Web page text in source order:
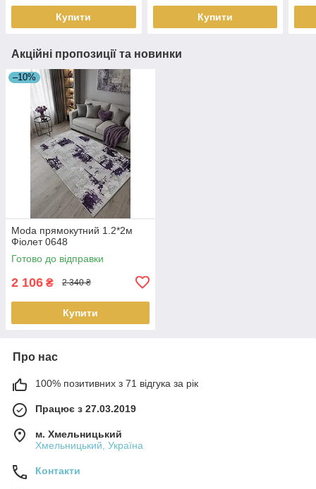
Купити Купити
Акційні пропозиції та новинки
–10%
Moda прямокутний 1.2*2м
Фіолет 0648
Готово до відправки
2 106 ₴ 2 340 ₴
Купити
Про нас
100% позитивних з 71 відгука за рік
Працює з 27.03.2019
м. Хмельницький
Хмельницький, Україна
Контакти